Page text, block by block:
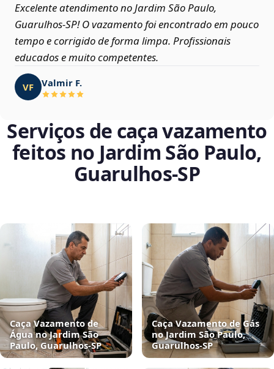
Excelente atendimento no Jardim São Paulo,
Guarulhos‑SP! O vazamento foi encontrado em pouco
tempo e corrigido de forma limpa. Profissionais
educados e muito competentes.
VF Valmir F.
Serviços de caça vazamento
feitos no Jardim São Paulo,
Guarulhos‑SP
Caça Vazamento de
Água no Jardim São
Paulo, Guarulhos‑SP
Caça Vazamento de Gás
no Jardim São Paulo,
Guarulhos‑SP